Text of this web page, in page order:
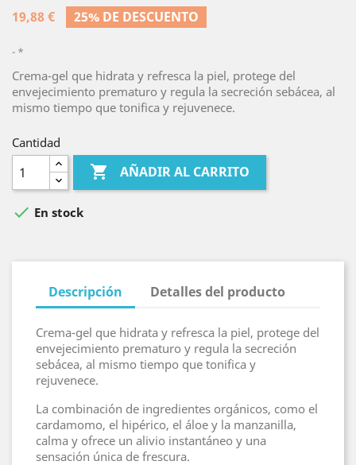
19,88 €
25% DE DESCUENTO
*
Crema-gel que hidrata y refresca la piel, protege del
envejecimiento prematuro y regula la secreción sebácea, al
mismo tiempo que tonifica y rejuvenece.
Cantidad
 AÑADIR AL CARRITO
 En stock
Descripción Detalles del producto
Crema-gel que hidrata y refresca la piel, protege del
envejecimiento prematuro y regula la secreción
sebácea, al mismo tiempo que tonifica y
rejuvenece.
La combinación de ingredientes orgánicos, como el
cardamomo, el hipérico, el áloe y la manzanilla,
calma y ofrece un alivio instantáneo y una
sensación única de frescura.